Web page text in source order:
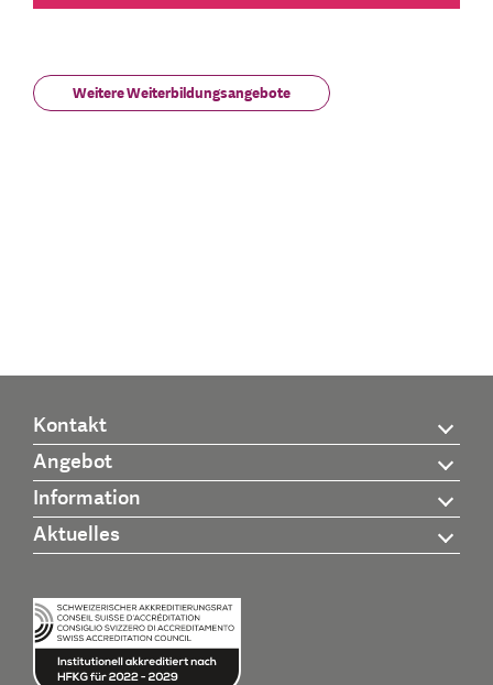
Weitere Weiterbildungsangebote
Kontakt
Angebot
Information
Aktuelles